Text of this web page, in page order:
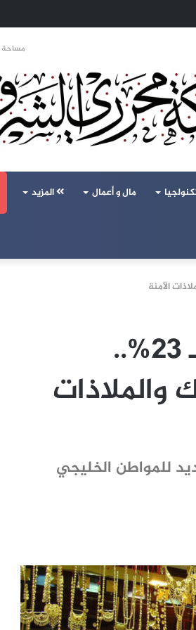
يفتح أسئلة جديدة حول ميزان القوى الإقليمي
مساحة
مال و أعمال المزيد
تراجع الطلب على المجوهرات بـ 23%..
والملاذات
للمواطن الخليجي